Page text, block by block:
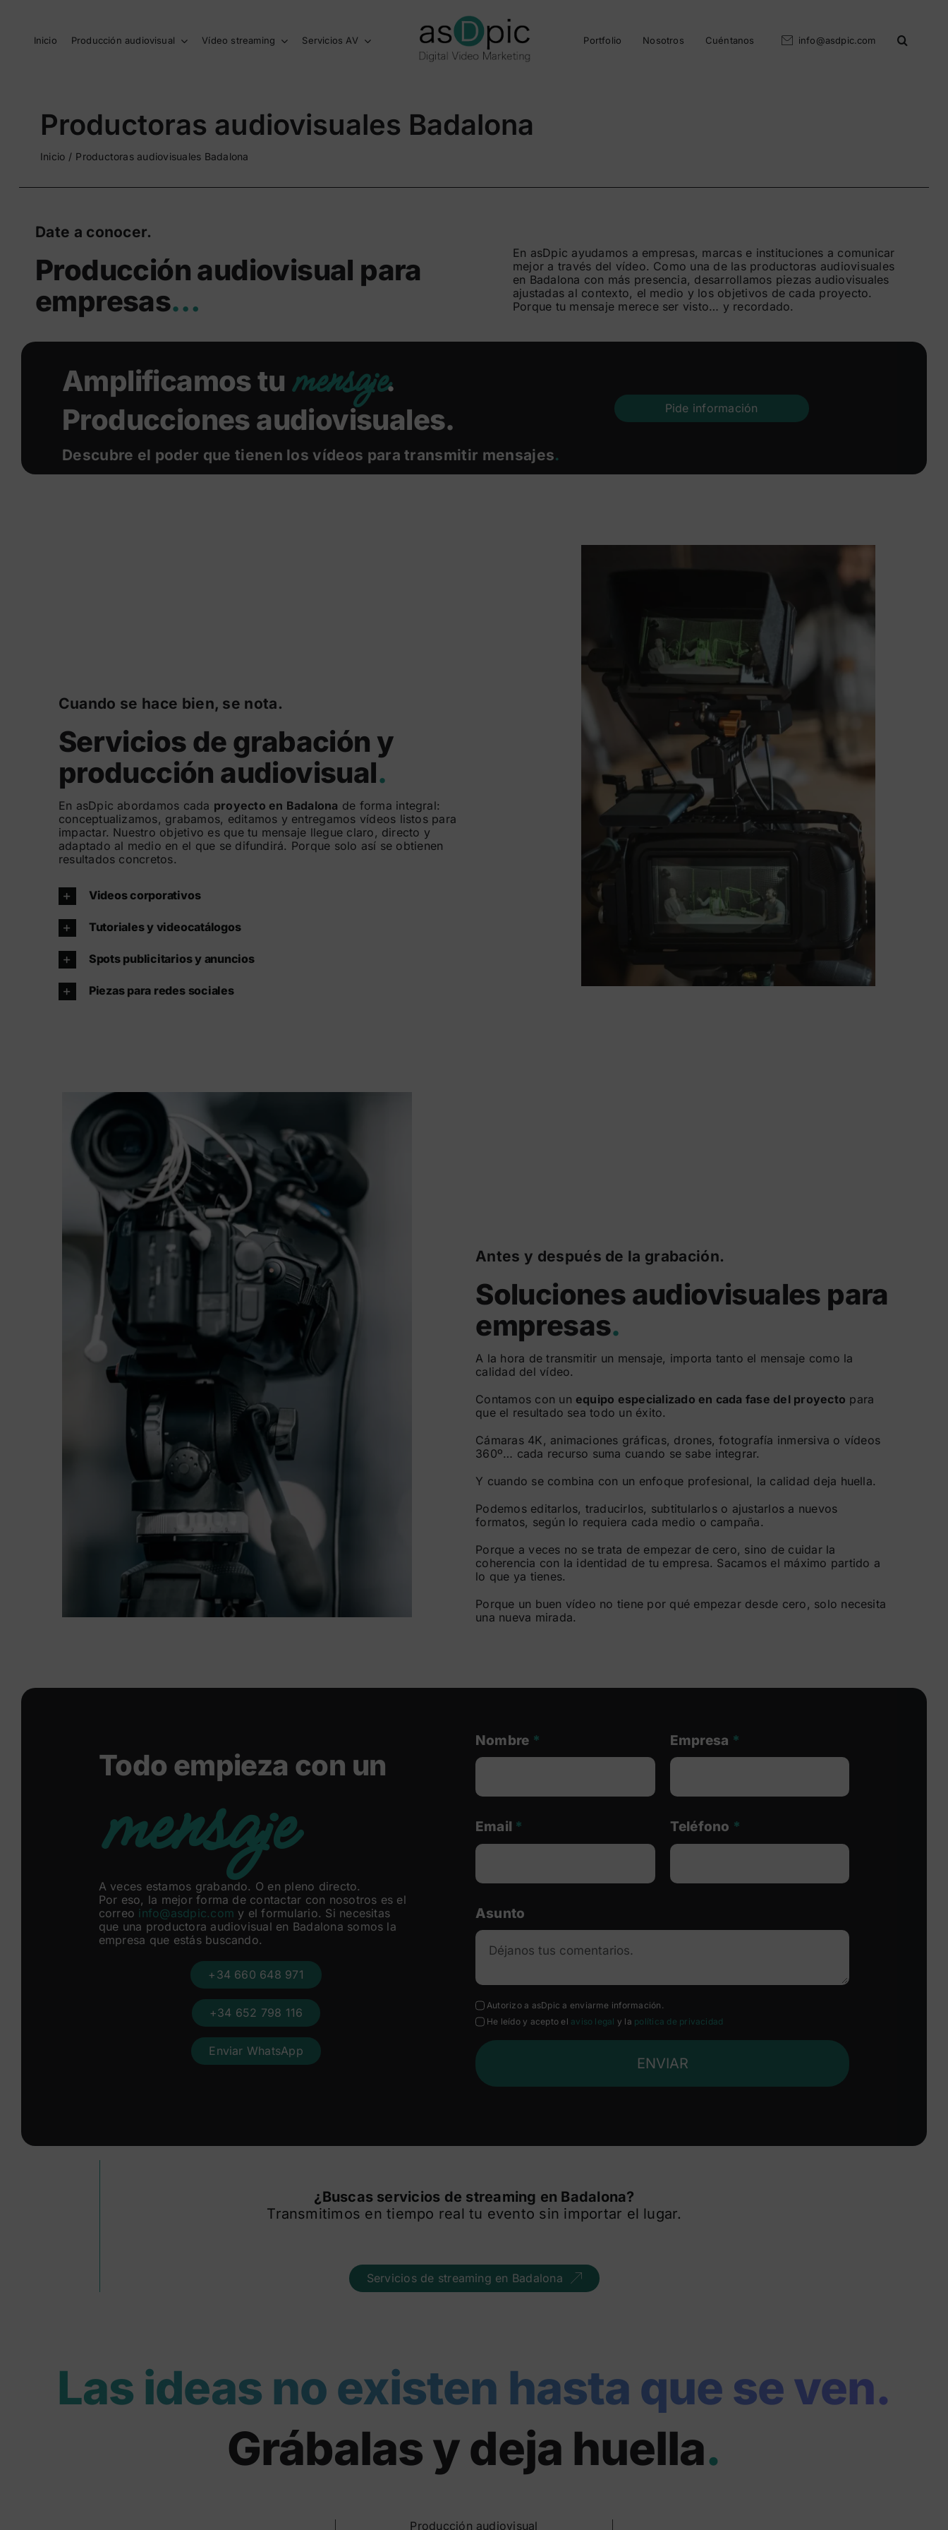
Inicio Producción audiovisual Vídeo streaming Servicios AV Portfolio Nosotros Cuéntanos info@asdpic.com
Productoras audiovisuales Badalona
Inicio Productoras audiovisuales Badalona
Date a conocer.
Producción audiovisual para
empresas…
En asDpic ayudamos a empresas, marcas e instituciones a comunicar
mejor a través del vídeo. Como una de las productoras audiovisuales
en Badalona con más presencia, desarrollamos piezas audiovisuales
ajustadas al contexto, el medio y los objetivos de cada proyecto.
Porque tu mensaje merece ser visto… y recordado.
Amplificamos tu mensaje.
Producciones audiovisuales.
Descubre el poder que tienen los vídeos para transmitir mensajes.
Pide información
Cuando se hace bien, se nota.
Servicios de grabación y
producción audiovisual.
En asDpic abordamos cada proyecto en Badalona de forma integral:
conceptualizamos, grabamos, editamos y entregamos vídeos listos para
impactar. Nuestro objetivo es que tu mensaje llegue claro, directo y
adaptado al medio en el que se difundirá. Porque solo así se obtienen
resultados concretos.
Videos corporativos
Tutoriales y videocatálogos
Spots publicitarios y anuncios
Piezas para redes sociales
Antes y después de la grabación.
Soluciones audiovisuales para
empresas.
A la hora de transmitir un mensaje, importa tanto el mensaje como la
calidad del vídeo.
Contamos con un equipo especializado en cada fase del proyecto para
que el resultado sea todo un éxito.
Cámaras 4K, animaciones gráficas, drones, fotografía inmersiva o vídeos
360º… cada recurso suma cuando se sabe integrar.
Y cuando se combina con un enfoque profesional, la calidad deja huella.
Podemos editarlos, traducirlos, subtitularlos o ajustarlos a nuevos
formatos, según lo requiera cada medio o campaña.
Porque a veces no se trata de empezar de cero, sino de cuidar la
coherencia con la identidad de tu empresa. Sacamos el máximo partido a
lo que ya tienes.
Porque un buen vídeo no tiene por qué empezar desde cero, solo necesita
una nueva mirada.
Todo empieza con un
mensaje
A veces estamos grabando. O en pleno directo.
Por eso, la mejor forma de contactar con nosotros es el
correo info@asdpic.com y el formulario. Si necesitas
que una productora audiovisual en Badalona somos la
empresa que estás buscando.
+34 660 648 971
+34 652 798 116
Enviar WhatsApp
Nombre *
Email *
Empresa *
Teléfono *
Asunto
Autorizo a asDpic a enviarme información.
He leído y acepto el aviso legal y la política de privacidad
ENVIAR
¿Buscas servicios de streaming en Badalona?
Transmitimos en tiempo real tu evento sin importar el lugar.
Servicios de streaming en Badalona
Las ideas no existen hasta que se ven.
Grábalas y deja huella.
Producción audiovisual